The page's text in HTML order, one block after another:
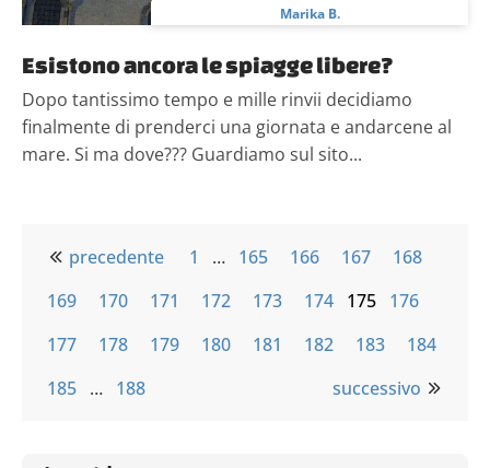
Marika B.
Esistono ancora le spiagge libere?
Dopo tantissimo tempo e mille rinvii decidiamo
finalmente di prenderci una giornata e andarcene al
mare. Si ma dove??? Guardiamo sul sito...
precedente 1 … 165 166 167
168
169
170 171 172 173 174 175 176
177
178 179 180 181 182 183
184
185 … 188 successivo